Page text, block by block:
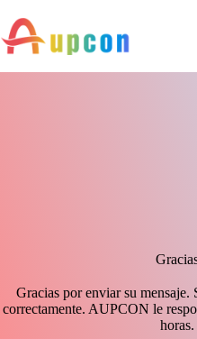
Gracias por enviar su mensaje.
correctamente. AUPCON le
horas.